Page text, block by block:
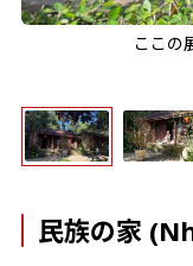
ここの
民族の家